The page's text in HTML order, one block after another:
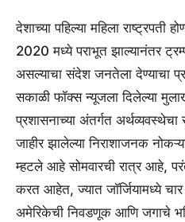
देशाच्या पहिल्या महिला राष्ट्रपती
2020 मध्ये पराभूत झाल्यानंतर
असल्याचा संदेश जनतेला देण्याचा
सकाळी फॉक्स न्यूजला दिलेल्या
प्रशासनाच्या अंतर्गत
जाहीर झालेल्या निराशाजनक
म्हटले आहे सोमवारची रात्र आहे,
करत आहेत, ज्यात जॉर्जियामध्ये
अमेरिकेची निवडणूक आणि जगाचे